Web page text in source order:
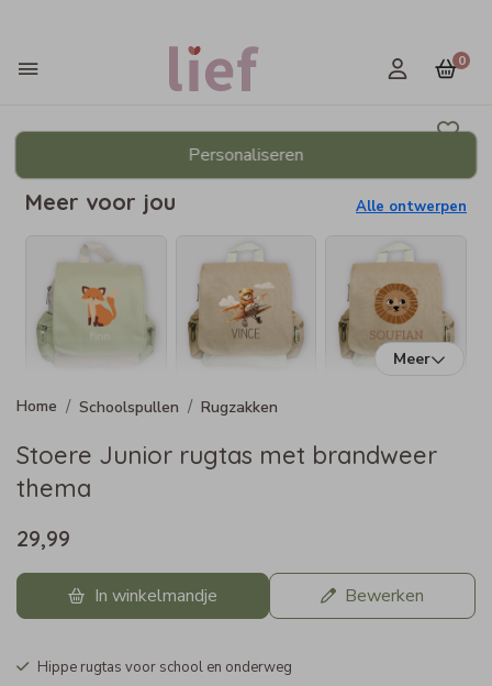
0
Personaliseren
Meer voor jou Alle ontwerpen
Meer
Schoolspullen Rugzakken
Stoere Junior rugtas met brandweer
thema
29,99
In winkelmandje Bewerken
Hippe rugtas voor school en onderweg